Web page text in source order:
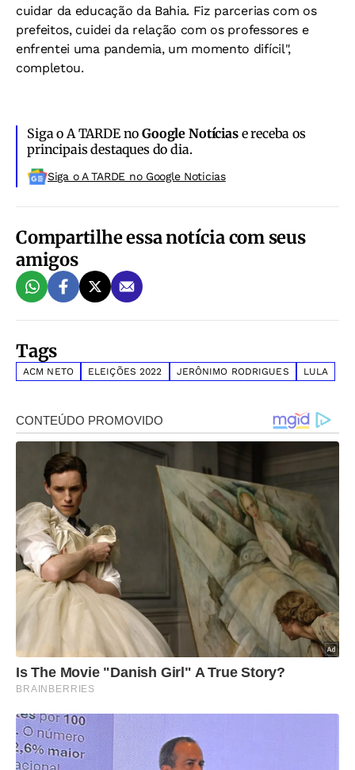
cuidar da educação da Bahia. Fiz parcerias com os
prefeitos, cuidei da relação com os professores e
enfrentei uma pandemia, um momento difícil",
completou.
Siga o A TARDE noGoogle Notíciase receba os
principais destaques do dia.
Siga o A TARDE no Google Noticias
Compartilhe essa notícia com seus
amigos
Tags
ACM NETO ELEIÇÕES 2022 JERÔNIMO RODRIGUES LULA